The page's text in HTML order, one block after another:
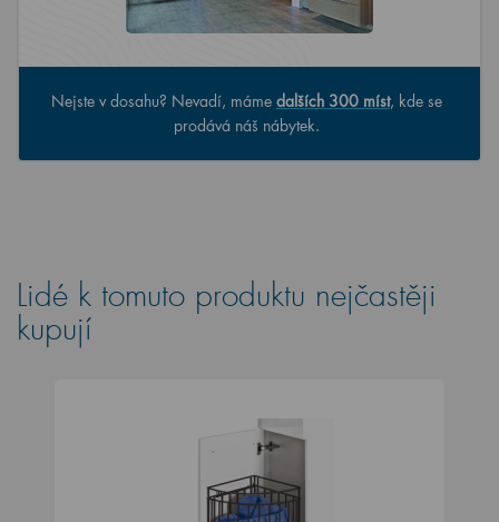
Nejste v dosahu? Nevadí, máme dalších 300 míst, kde se
prodává náš nábytek.
Lidé k tomuto produktu nejčastěji
kupují